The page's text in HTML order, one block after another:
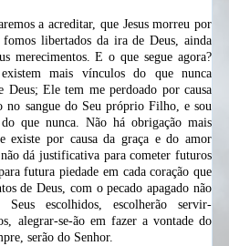
a acreditar, que Jesus morreu por
libertados da ira de Deus, ainda
merecimentos. E o que segue agora?
mais vínculos do que nunca
Deus; Ele tem me perdoado por causa
no sangue do Seu próprio Filho, e sou
que nunca. Não há obrigação mais
existe por causa da graça e do amor
dá justificativa para cometer futuros
futura piedade em cada coração que
de Deus, com o pecado apagado não
escolhidos, escolherãoservir-
alegrar-se-ão em fazer a vontade do
serão do Senhor.